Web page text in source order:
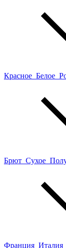
Красное Белое
Брют Сухое
Франция Италия